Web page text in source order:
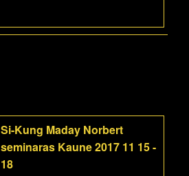
Si-Kung Maday Norbert
seminaras Kaune 2017 11 15 -
18